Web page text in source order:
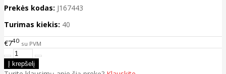
Prekės kodas: J167443
Turimas kiekis: 40
€740 su PVM